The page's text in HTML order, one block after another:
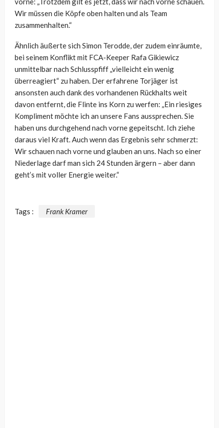
Wir müssen die Köpfe oben halten und als Team
zusammenhalten.“
Ähnlich äußerte sich Simon Terodde, der zudem einräumte,
bei seinem Konflikt mit FCA-Keeper Rafa Gikiewicz
unmittelbar nach Schlusspfiff „vielleicht ein wenig
überreagiert“ zu haben. Der erfahrene Torjäger ist
ansonsten auch dank des vorhandenen Rückhalts weit
davon entfernt, die Flinte ins Korn zu werfen: „Ein riesiges
Kompliment möchte ich an unsere Fans aussprechen. Sie
haben uns durchgehend nach vorne gepeitscht. Ich ziehe
daraus viel Kraft. Auch wenn das Ergebnis sehr schmerzt:
Wir schauen nach vorne und glauben an uns. Nach so einer
Niederlage darf man sich 24 Stunden ärgern – aber dann
geht’s mit voller Energie weiter.“
Tags : Frank Kramer